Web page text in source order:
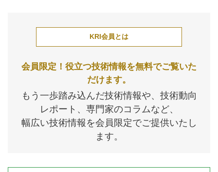
KRI会員とは
会員限定！役立つ技術情報を無料でご覧いた
だけます。
もう一歩踏み込んだ技術情報や、技術動向
レポート、専門家のコラムなど、
幅広い技術情報を会員限定でご提供いたし
ます。